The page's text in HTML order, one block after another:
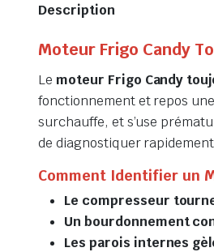
Description
Moteur Frigo Candy
Le moteur Frigo Candy
fonctionnement et repos
surchauffe, et s’use
de diagnostiquer
Comment Identifier un
Le compresseur
Un bourdonnement
Les parois internes